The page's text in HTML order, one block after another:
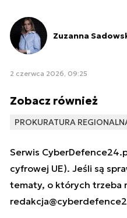
Zuzanna
2 czerwca 2026, 09:25
Zobacz również
PROKURATURA
Serwis
cyfrowej UE). Jeśli są
tematy, o których trzeba